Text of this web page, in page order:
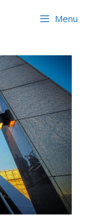
Menu